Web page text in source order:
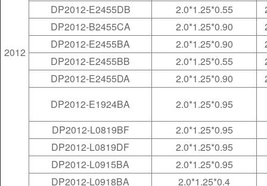
2012
DP2012-E2455DB
2.0*1.25*0.55
DP2012-B2455CA
2.0*1.25*0.90
DP2012-E2455BA
2.0*1.25*0.90
DP2012-E2455BB
2.0*1.25*0.55
DP2012-E2455DA
2.0*1.25*0.90
DP2012-E1924BA
2.0*1.25*0.95
DP2012-L0819BF
2.0*1.25*0.95
DP2012-L0819DF
2.0*1.25*0.95
DP2012-L0915BA
2.0*1.25*0.95
DP2012-L0918BA
2.0*1.25*0.4